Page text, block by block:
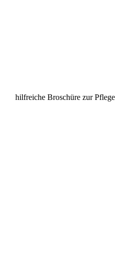
hilfreiche Broschüre zur Pflege